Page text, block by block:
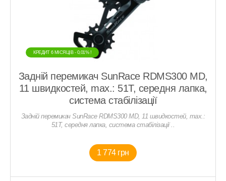
КРЕДИТ 6 МIСЯЦIВ - 0,01% !
Задній перемикач SunRace RDMS300 MD,
11 швидкостей, max.: 51T, середня лапка,
система стабілізації
Задній перемикач SunRace RDMS300 MD, 11 швидкостей, max.:
51T, середня лапка, система стабілізації ..
1 774 грн